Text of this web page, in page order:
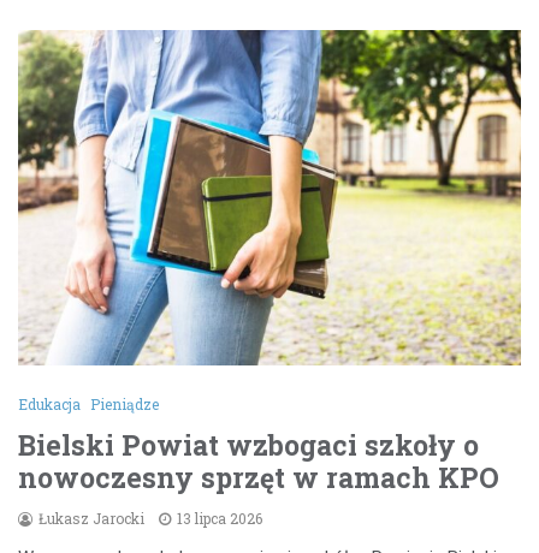
Edukacja Pieniądze
Bielski Powiat wzbogaci szkoły o
nowoczesny sprzęt w ramach KPO
Łukasz Jarocki 13 lipca 2026